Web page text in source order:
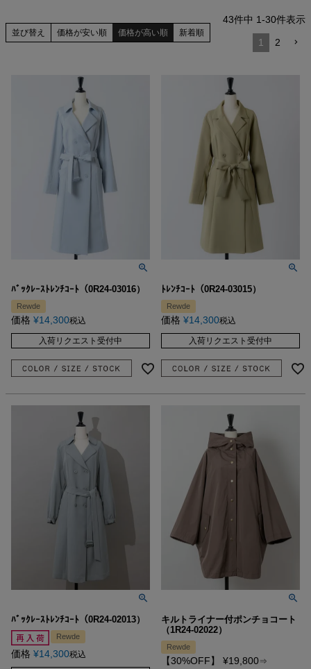
並び替え 価格が安い順 価格が高い順 新着順
43件中 1-30件表示
1 2
ﾊﾞｯｸﾚｰｽﾄﾚﾝﾁｺｰﾄ（0R24-03016）
Rewde
価格 ¥14,300税込
入荷リクエスト受付中
ﾄﾚﾝﾁｺｰﾄ（0R24-03015）
Rewde
価格 ¥14,300税込
入荷リクエスト受付中
ﾊﾞｯｸﾚｰｽﾄﾚﾝﾁｺｰﾄ（0R24-02013）
Rewde
価格 ¥14,300税込
キルトライナー付ポンチョコート
（1R24-02022）
Rewde
【30%OFF】 ¥19,800⇒